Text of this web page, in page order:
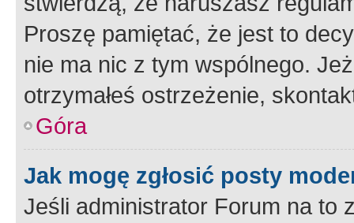
Proszę pamiętać, że jest to
nie ma nic z tym wspólnego.
otrzymałeś ostrzeżenie,
Góra
Jak mogę zgłosić posty
Jeśli administrator Forum na to